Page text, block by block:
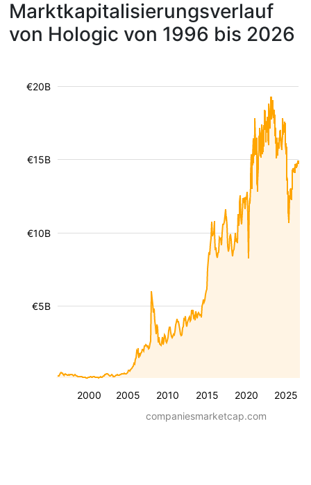
Marktkapitalisierungsverlauf
von Hologic von 1996 bis 2026
2000 2005 2010 2015 2020 2025
€5B
€10B
€15B
€20B
companiesmarketcap.com